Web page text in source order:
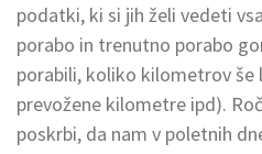
podatki, ki si jih želi vedeti
porabo in trenutno porabo
porabili, koliko kilometrov še
prevožene kilometre ipd).
poskrbi, da nam v poletnih